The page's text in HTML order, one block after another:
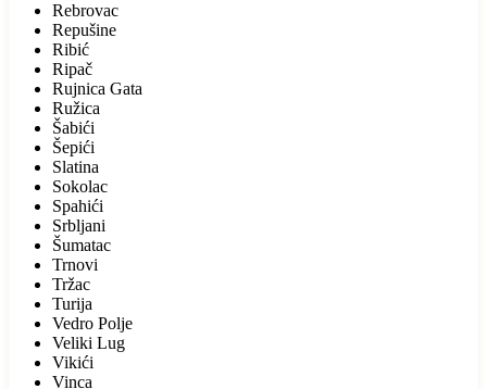
Rebrovac
Repušine
Ribić
Ripač
Rujnica Gata
Ružica
Šabići
Šepići
Slatina
Sokolac
Spahići
Srbljani
Šumatac
Trnovi
Tržac
Turija
Vedro Polje
Veliki Lug
Vikići
Vinca